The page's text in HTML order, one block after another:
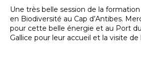
Une très belle session de la
en Biodiversité au Cap d’Antibes.
pour cette belle énergie et au Port
Gallice pour leur accueil et la visite de